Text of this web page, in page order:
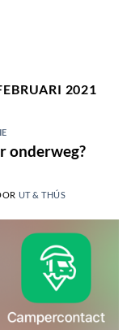
2021
onderweg?
UT & THÚS